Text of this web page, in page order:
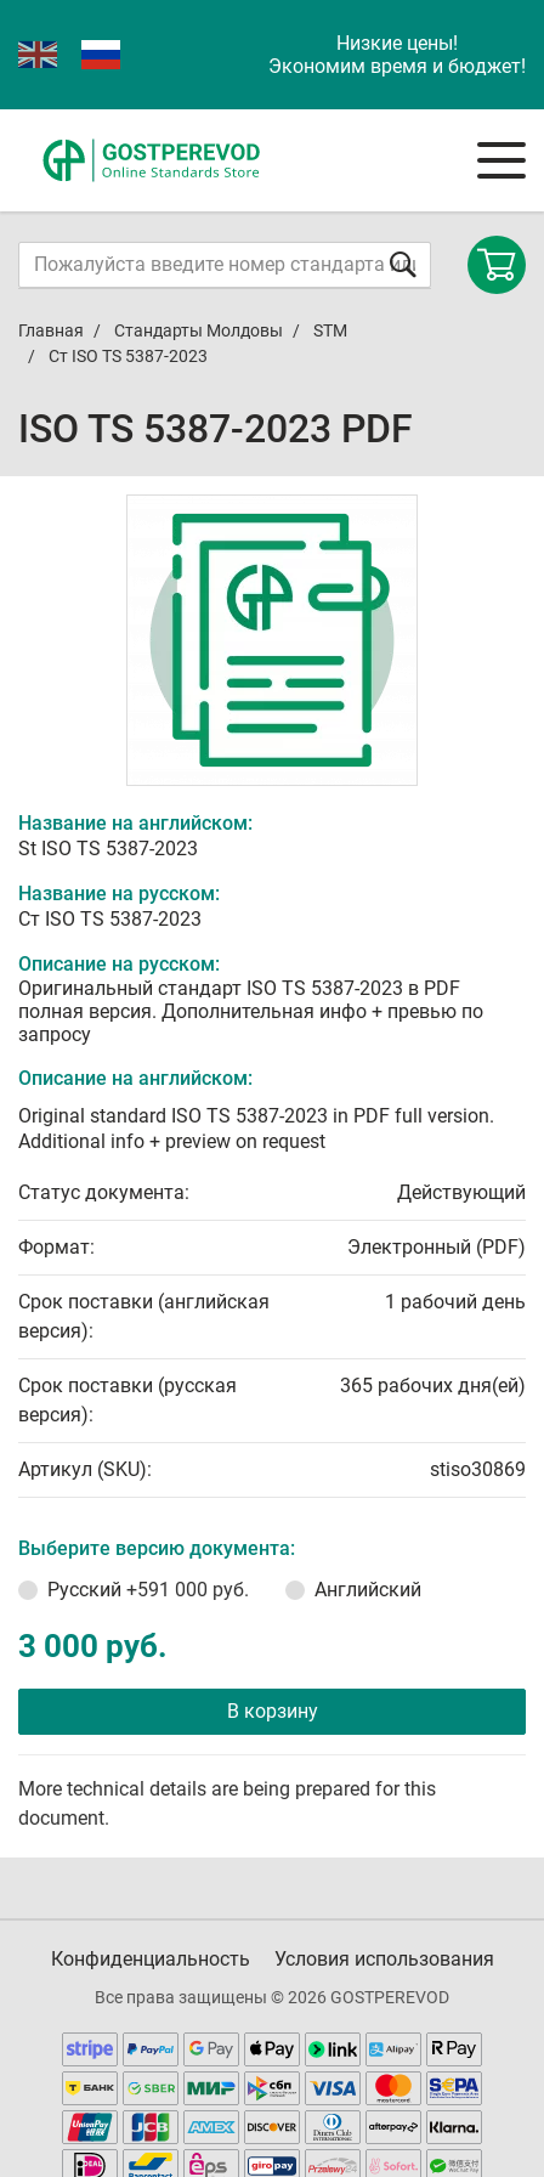
Низкие цены!
Экономим время и бюджет!
Главная Стандарты Молдовы
STM
Ст ISO TS 5387-2023
ISO TS 5387-2023 PDF
Название на английском:
St ISO TS 5387-2023
Название на русском:
Ст ISO TS 5387-2023
Описание на русском:
Оригинальный стандарт ISO TS 5387-2023 в PDF
полная версия. Дополнительная инфо + превью по
запросу
Описание на английском:
Original standard ISO TS 5387-2023 in PDF full version.
Additional info + preview on request
Статус документа: Действующий
Формат: Электронный (PDF)
Срок поставки (английская
версия):
1 рабочий день
Срок поставки (русская
версия):
365 рабочих дня(ей)
Артикул (SKU): stiso30869
Выберите версию документа:
Русский +591 000 руб. Английский
3 000 руб.
В корзину
More technical details are being prepared for this
document.
Конфиденциальность Условия использования
Все права защищены © 2026 GOSTPEREVOD